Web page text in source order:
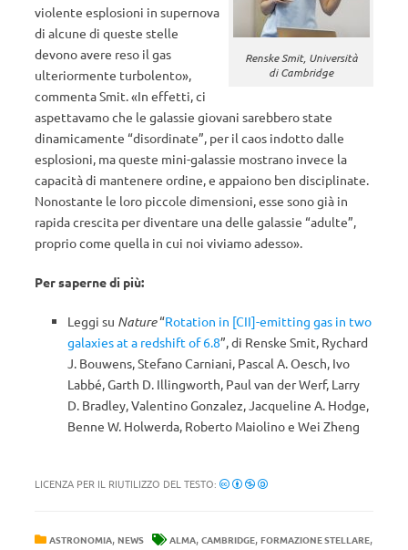
Renske Smit, Università
di Cambridge
violente esplosioni in supernova
di alcune di queste stelle
devono avere reso il gas
ulteriormente turbolento»,
commenta Smit. «In effetti, ci
aspettavamo che le galassie giovani sarebbero state
dinamicamente “disordinate”, per il caos indotto dalle
esplosioni, ma queste mini-galassie mostrano invece la
capacità di mantenere ordine, e appaiono ben disciplinate.
Nonostante le loro piccole dimensioni, esse sono già in
rapida crescita per diventare una delle galassie “adulte”,
proprio come quella in cui noi viviamo adesso».
Per saperne di più:
Leggi su Nature“Rotation in [CII]-emitting gas in two
galaxies at a redshift of 6.8”, di Renske Smit, Rychard
J. Bouwens, Stefano Carniani, Pascal A. Oesch, Ivo
Labbé, Garth D. Illingworth, Paul van der Werf, Larry
D. Bradley, Valentino Gonzalez, Jacqueline A. Hodge,
Benne W. Holwerda, Roberto Maiolino e Wei Zheng
LICENZA PER IL RIUTILIZZO DEL TESTO:
ASTRONOMIA, NEWS ALMA, CAMBRIDGE, FORMAZIONE STELLARE,